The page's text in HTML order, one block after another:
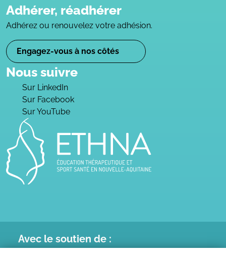
Adhérer, réadhérer
Adhérez ou renouvelez votre adhésion.
Engagez-vous à nos côtés
Nous suivre
Sur LinkedIn
Sur Facebook
Sur YouTube
Avec le soutien de :